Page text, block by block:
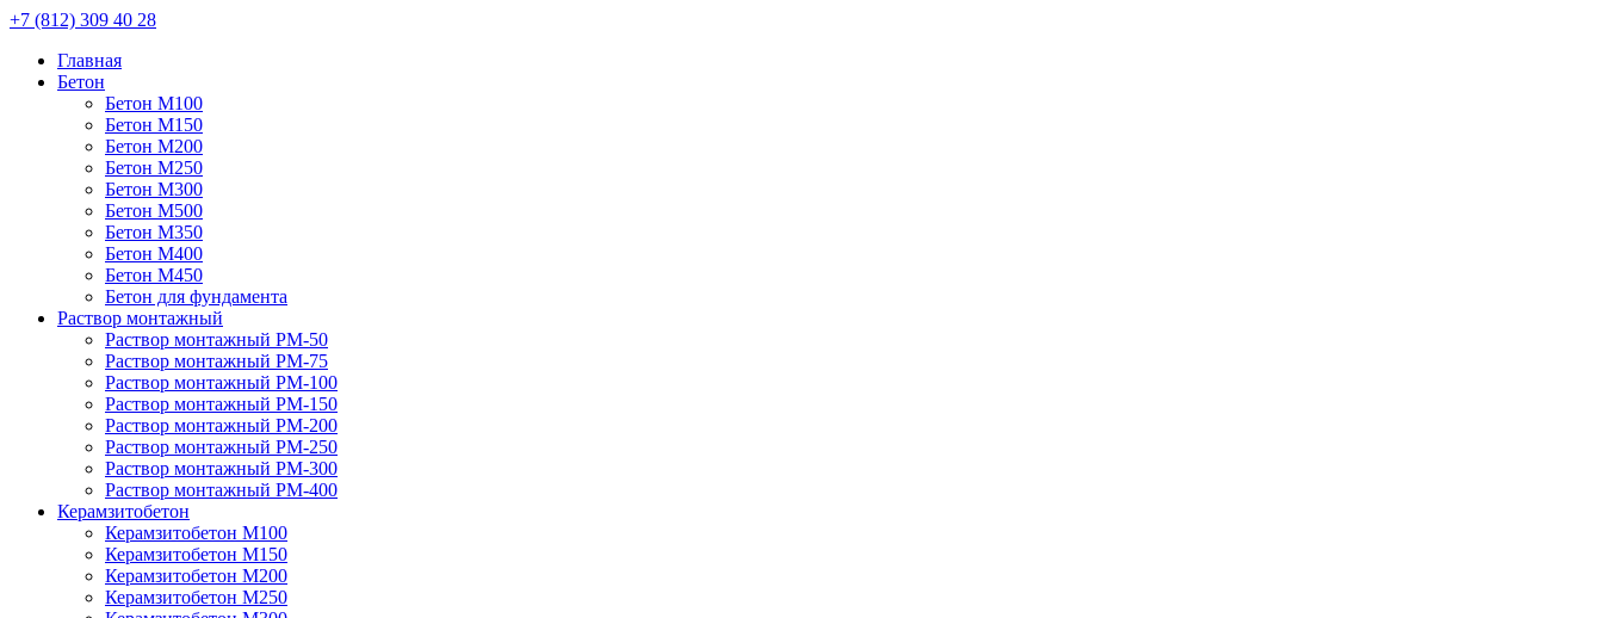
+7 (812) 309 40 28
Главная
Бетон
Бетон М100
Бетон М150
Бетон М200
Бетон М250
Бетон М300
Бетон М500
Бетон М350
Бетон М400
Бетон М450
Бетон для фундамента
Раствор монтажный
Раствор монтажный РМ-50
Раствор монтажный РМ-75
Раствор монтажный РМ-100
Раствор монтажный РМ-150
Раствор монтажный РМ-200
Раствор монтажный РМ-250
Раствор монтажный РМ-300
Раствор монтажный РМ-400
Керамзитобетон
Керамзитобетон М100
Керамзитобетон М150
Керамзитобетон М200
Керамзитобетон М250